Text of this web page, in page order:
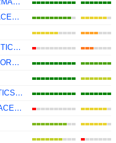
ARROWHEAD PHARMACEUTICALS, INC.
MADRIGAL PHARMACEUTICALS, INC.
SUMMIT THERAPEUTICS INC.
CYTOKINETICS, INCORPORATED
SPYRE THERAPEUTICS, INC.
CRINETICS PHARMACEUTICALS, INC.